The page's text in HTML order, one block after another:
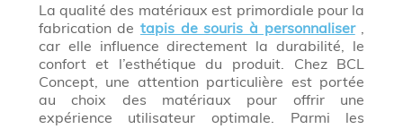
La qualité des matériaux est primordiale pour la
fabrication de tapis de souris à personnaliser,
car elle influence directement la durabilité, le
confort et l’esthétique du produit. Chez BCL
Concept, une attention particulière est portée
au choix des matériaux pour offrir une
expérience utilisateur optimale. Parmi les